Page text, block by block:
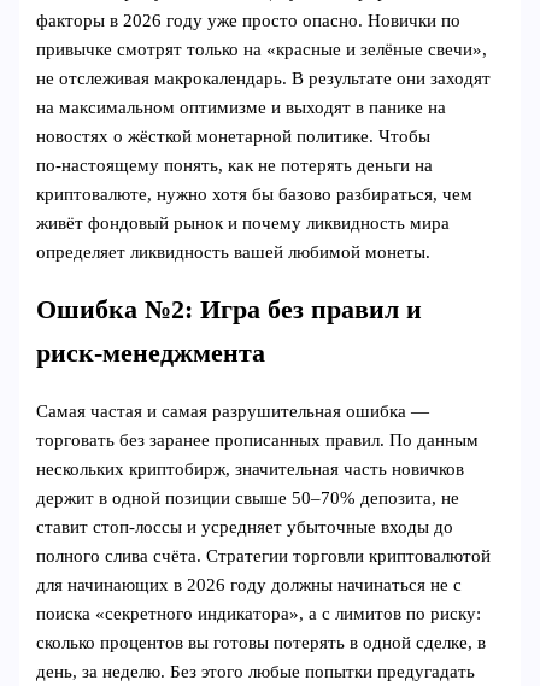
факторы в 2026 году уже просто опасно. Новички по
привычке смотрят только на «красные и зелёные свечи»,
не отслеживая макрокалендарь. В результате они заходят
на максимальном оптимизме и выходят в панике на
новостях о жёсткой монетарной политике. Чтобы
по‑настоящему понять, как не потерять деньги на
криптовалюте, нужно хотя бы базово разбираться, чем
живёт фондовый рынок и почему ликвидность мира
определяет ликвидность вашей любимой монеты.
Ошибка №2: Игра без правил и
риск‑менеджмента
Самая частая и самая разрушительная ошибка —
торговать без заранее прописанных правил. По данным
нескольких криптобирж, значительная часть новичков
держит в одной позиции свыше 50–70% депозита, не
ставит стоп‑лоссы и усредняет убыточные входы до
полного слива счёта. Стратегии торговли криптовалютой
для начинающих в 2026 году должны начинаться не с
поиска «секретного индикатора», а с лимитов по риску:
сколько процентов вы готовы потерять в одной сделке, в
день, за неделю. Без этого любые попытки предугадать